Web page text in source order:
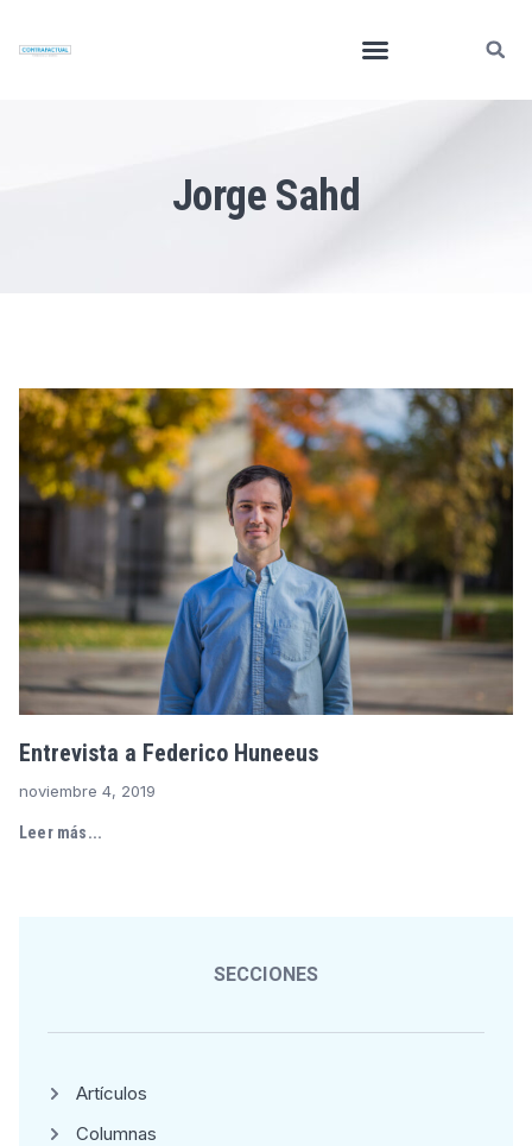
Jorge Sahd
Entrevista a Federico Huneeus
noviembre 4, 2019
Leer más...
SECCIONES
Artículos
Columnas